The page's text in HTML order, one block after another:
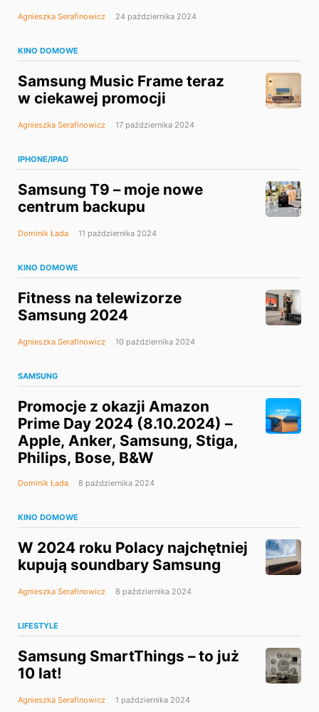
Agnieszka Serafinowicz 24 października 2024
KINO DOMOWE
Samsung Music Frame teraz
w ciekawej promocji
Agnieszka Serafinowicz 17 października 2024
IPHONE/IPAD
Samsung T9 – moje nowe
centrum backupu
Dominik Łada 11 października 2024
KINO DOMOWE
Fitness na telewizorze
Samsung 2024
Agnieszka Serafinowicz 10 października 2024
SAMSUNG
Promocje z okazji Amazon
Prime Day 2024 (8.10.2024) –
Apple, Anker, Samsung, Stiga,
Philips, Bose, B&W
Dominik Łada 8 października 2024
KINO DOMOWE
W 2024 roku Polacy najchętniej
kupują soundbary Samsung
Agnieszka Serafinowicz 8 października 2024
LIFESTYLE
Samsung SmartThings – to już
10 lat!
Agnieszka Serafinowicz 1 października 2024